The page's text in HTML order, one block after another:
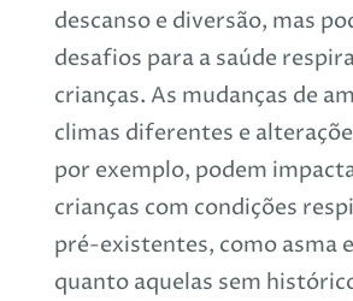
descanso e diversão, mas
desafios para a saúde
crianças. As mudanças de
climas diferentes e
por exemplo, podem
crianças com condições
pré-existentes, como asma
quanto aquelas sem